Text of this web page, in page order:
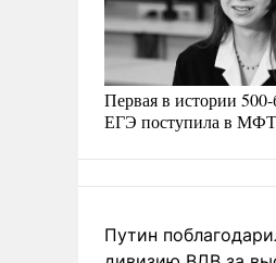
Первая в истории
ЕГЭ поступила в
Путин